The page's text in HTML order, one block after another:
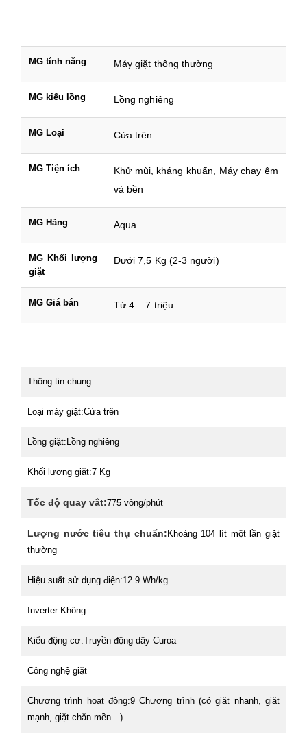
MG tính năng Máy giặt thông thường
MG kiểu lồng Lồng nghiêng
MG Loại Cửa trên
MG Tiện ích
Khử mùi, kháng khuẩn, Máy chạy êm
và bền
MG Hãng Aqua
MG Khối lượng
giặt
Dưới 7,5 Kg (2-3 người)
MG Giá bán Từ 4 – 7 triệu
Thông tin chung
Loại máy giặt:Cửa trên
Lồng giặt: Lồng nghiêng
Khối lượng giặt:7 Kg
Tốc độ quay vắt:775 vòng/phút
Lượng nước tiêu thụ chuẩn: Khoảng 104 lít một lần giặt
thường
Hiệu suất sử dụng điện:12.9 Wh/kg
Inverter: Không
Kiểu động cơ:Truyền động dây Curoa
Công nghệ giặt
Chương trình hoạt động:9 Chương trình (có giặt nhanh, giặt
mạnh, giặt chăn mền…)